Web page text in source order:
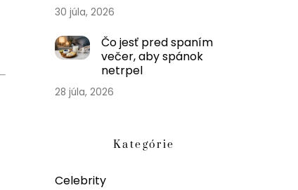
30 júla, 2026
Čo jesť pred spaním
večer, aby spánok
netrpel
28 júla, 2026
Kategórie
Celebrity